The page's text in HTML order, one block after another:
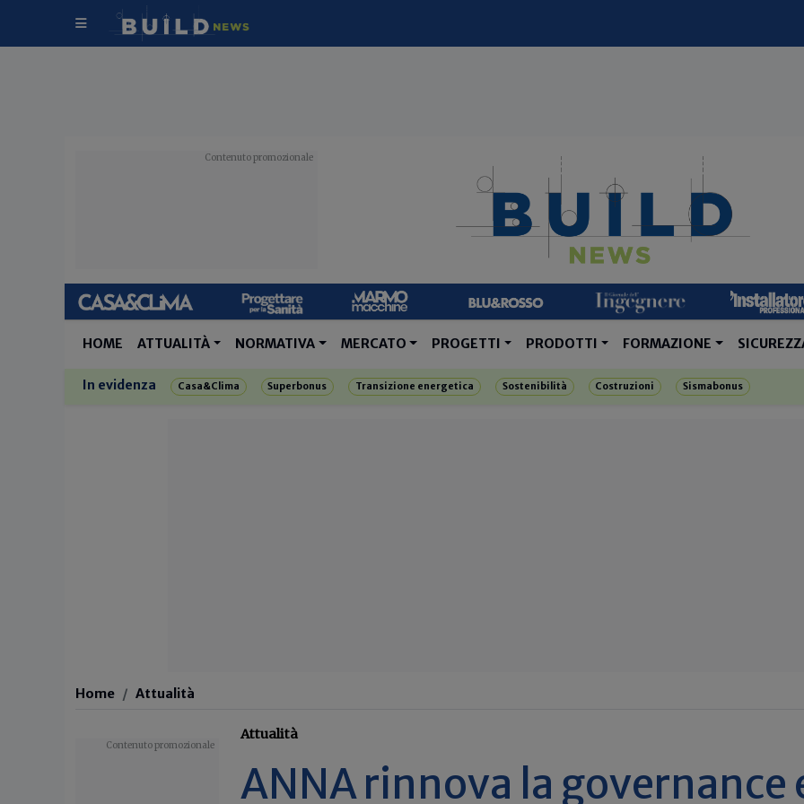
HOME ATTUALITÀ NORMATIVA MERCATO PROGETTI PRODOTTI FORMAZIONE
In evidenza Casa&Clima Superbonus Transizione energetica Sostenibilità Costruzioni Sismabonus
Home Attualità
Attualità
ANNA rinnova la governance